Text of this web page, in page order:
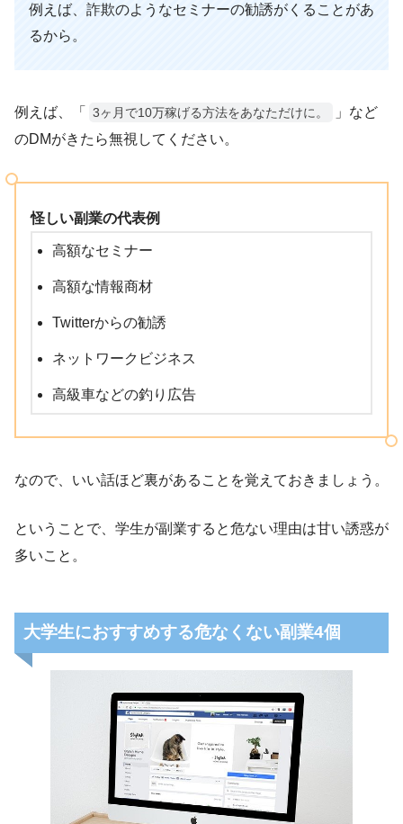
例えば、詐欺のようなセミナーの勧誘がくることがあ
るから。
例えば、「 3ヶ月で10万稼げる方法をあなただけに。
」など
のDMがきたら無視してください。
怪しい副業の代表例
高額なセミナー
高額な情報商材
Twitterからの勧誘
ネットワークビジネス
高級車などの釣り広告
なので、いい話ほど裏があることを覚えておきましょう。
ということで、学生が副業すると危ない理由は甘い誘惑が
多いこと。
大学生におすすめする危なくない副業4個